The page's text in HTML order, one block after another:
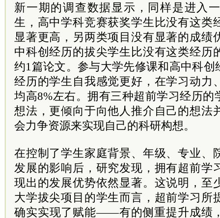
新一期的调查数据显示，同样是进入
生，高中学科竞赛获奖学生比没有这类
显著更高，另两类项目没有显著的成绩
中科创经历的拔尖学生比没有这类经历
约1篇论文。参与大学先修课和高中科
经历的学生自我感觉更好，在学习动力
均高8%左右。拥有三种超前学习经历的
想法，更倾向于向他人推介自己的想法
会力争资源来实现自己的科研构想。
在控制了学生家庭背景、年级、专业、
发展的影响后，研究发现，拥有超前学
现出的发展优势依然显著。这说明，至
大学拔尖项目的学生而言，超前学习所
确实实现了赋能——有的侧重提升成绩